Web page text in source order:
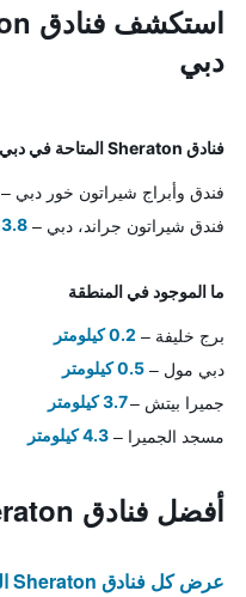
دبي
فنادق Sheraton المتاحة في دبي
فندق وأبراج شيراتون خور دبي
فندق شيراتون جراند، دبي 3.8 كيلومتر
ما الموجود في المنطقة
برج خليفة 0.2 كيلومتر
دبي مول 0.5 كيلومتر
جميرا بيتش 3.7 كيلومتر
مسجد الجميرا 4.3 كيلومتر
أفضل فنادق Sheraton في دبي
عرض كل فنادق Sheraton التي يبلغ عددها 6